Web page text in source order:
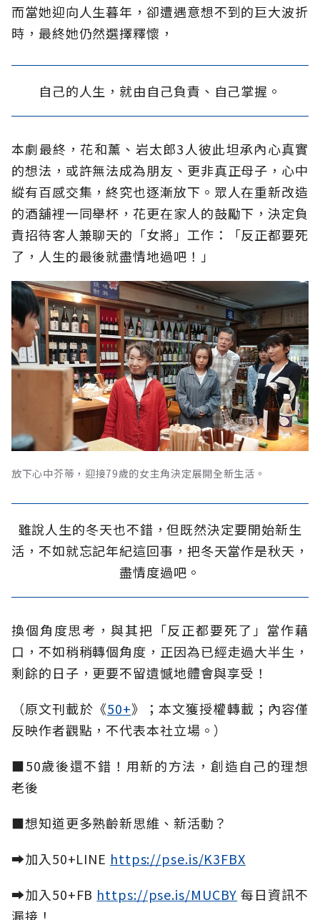
而當她迎向人生暮年，卻遭遇意想不到的巨大波折
時，最終她仍然選擇釋懷，
自己的人生，就由自己負責、自己掌握。
本劇最終，花和薰、岩太郎3人彼此坦承內心真實
的想法，或許無法成為朋友、更非真正母子，心中
縱有百感交集，終究也逐漸放下。眾人在重新改造
的酒舖裡一同舉杯，花更在家人的鼓勵下，決定負
責招待客人兼聊天的「女將」工作：「反正都要死
了，人生的最後就盡情地過吧！」
放下心中芥蒂，迎接79歲的女主角決定展開全新生活。
雖說人生的冬天也不錯，但既然決定要開始新生
活，不如就忘記年紀這回事，把冬天當作是秋天，
盡情度過吧。
換個角度思考，與其把「反正都要死了」當作藉
口，不如稍稍轉個角度，正因為已經走過大半生，
剩餘的日子，更要不留遺憾地體會與享受！
（原文刊載於《50+》；本文獲授權轉載；內容僅
反映作者觀點，不代表本社立場。）
■50歲後還不錯！用新的方法，創造自己的理想
老後
■想知道更多熟齡新思維、新活動？
➡加入50+LINE https://pse.is/K3FBX
➡加入50+FB https://pse.is/MUCBY 每日資訊不
漏接！